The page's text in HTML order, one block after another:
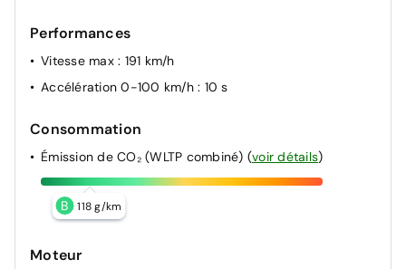
Performances
Vitesse max : 191 km/h
Accélération 0-100 km/h : 10 s
Consommation
Émission de CO₂ (WLTP combiné) (voir détails)
B 118 g/km
Moteur